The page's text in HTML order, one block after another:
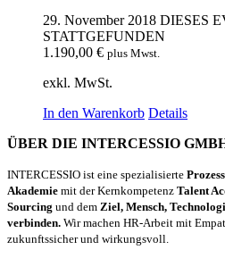
29. November 2018 DIESES
STATTGEFUNDEN
1.190,00 € plus Mwst.
exkl. MwSt.
In den Warenkorb Details
ÜBER DIE INTERCESSIO
INTERCESSIO ist eine spezialisierte
Akademie mit der Kernkompetenz Talent
Sourcing und dem Ziel, Mensch,
verbinden. Wir machen HR-Arbeit mit
zukunftssicher und wirkungsvoll.